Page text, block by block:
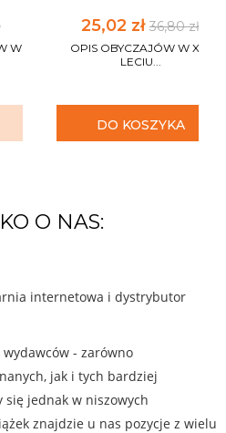
W
25,02 zł 36,80 zł
OPIS OBYCZAJÓW W XV-
LECIU...
DO KOSZYKA
O NAS:
internetowa i dystrybutor
- zarówno
jak i tych bardziej
jednak w niszowych
znajdzie u nas pozycje z wielu